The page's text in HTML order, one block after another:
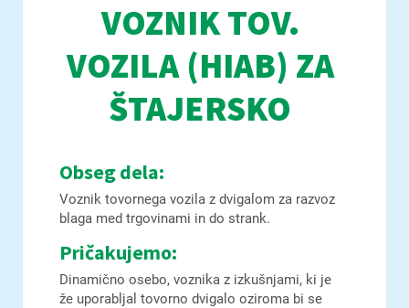
VOZNIK TOV.
VOZILA (HIAB) ZA
ŠTAJERSKO
Obseg dela:
Voznik tovornega vozila z dvigalom za razvoz
blaga med trgovinami in do strank.
Pričakujemo:
Dinamično osebo, voznika z izkušnjami, ki je
že uporabljal tovorno dvigalo oziroma bi se